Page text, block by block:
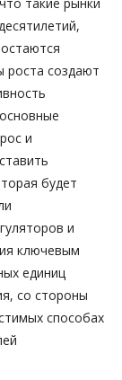
роста создают
и
будет
и
ключевым
единиц
со стороны
способах